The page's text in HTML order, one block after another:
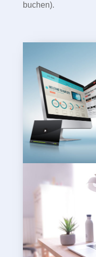
buchen).